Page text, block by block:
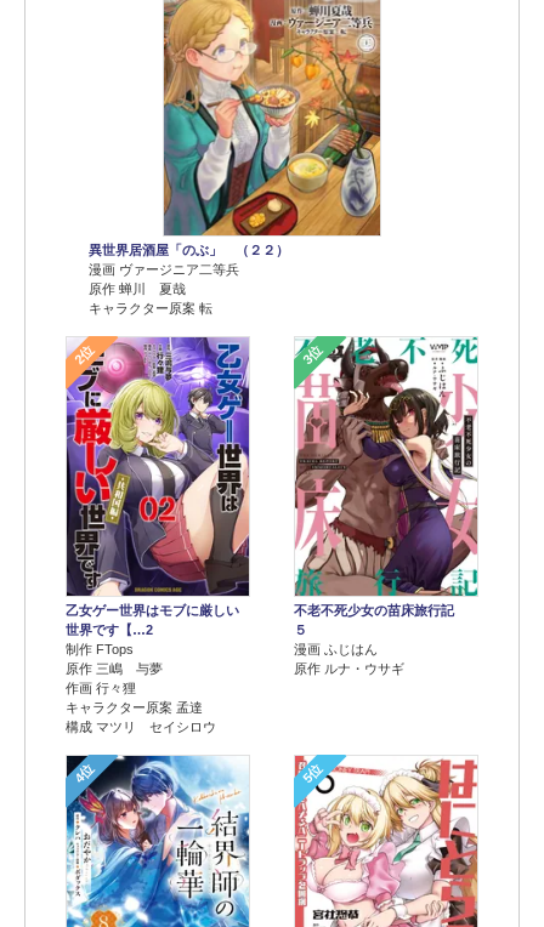
異世界居酒屋「のぶ」 （２２）
漫画 ヴァージニア二等兵
原作 蝉川 夏哉
キャラクター原案 転
2位
乙女ゲー世界はモブに厳しい
世界です【…2
制作 FTops
原作 三嶋 与夢
作画 行々狸
キャラクター原案 孟達
構成 マツリ セイシロウ
3位
不老不死少女の苗床旅行記
５
漫画 ふじはん
原作 ルナ・ウサギ
4位 5位